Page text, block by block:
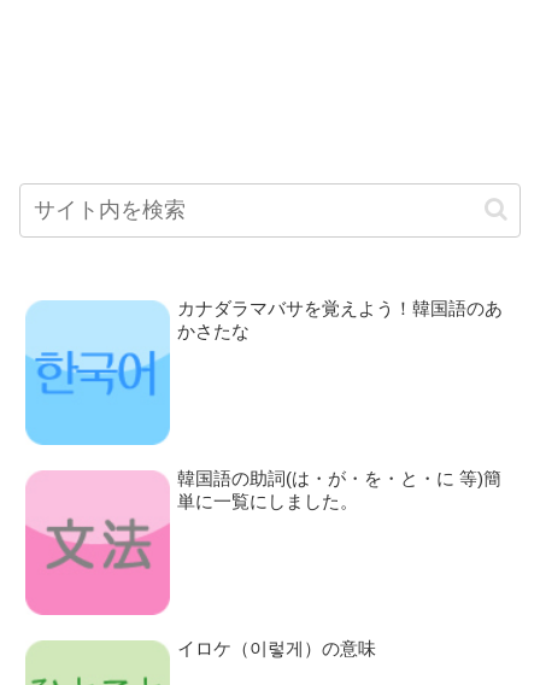
カナダラマバサを覚えよう！韓国語のあ
かさたな
韓国語の助詞(は・が・を・と・に 等)簡
単に一覧にしました。
イロケ（이렇게）の意味